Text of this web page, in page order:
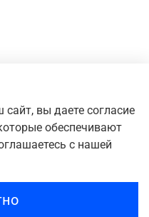
вы даете согласие
обеспечивают
с нашей